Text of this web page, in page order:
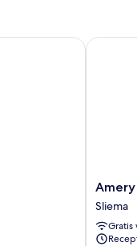
Amery
House
Sliema
Sliema
Amery